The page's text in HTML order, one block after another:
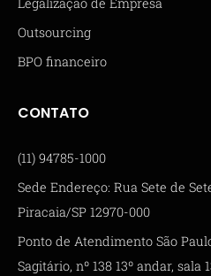
Outsourcing
BPO financeiro
CONTATO
(11) 94785-1000
Sede Endereço: Rua Sete de
Piracaia/SP 12970-000
Ponto de Atendimento São
Sagitário, nº 138 13º andar,